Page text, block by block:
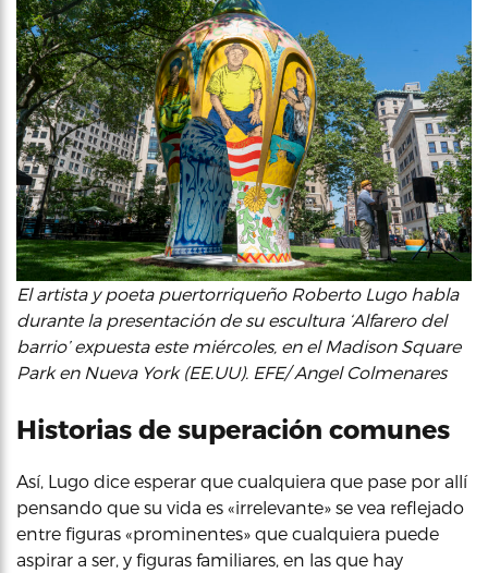
El artista y poeta puertorriqueño Roberto Lugo habla
durante la presentación de su escultura ‘Alfarero del
barrio’ expuesta este miércoles, en el Madison Square
Park en Nueva York (EE.UU). EFE/ Angel Colmenares
Historias de superación comunes
Así, Lugo dice esperar que cualquiera que pase por allí
pensando que su vida es «irrelevante» se vea reflejado
entre figuras «prominentes» que cualquiera puede
aspirar a ser, y figuras familiares, en las que hay